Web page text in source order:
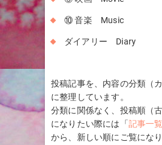
⑩ 音楽 Music
ダイアリー Diary
投稿記事を、内容の分類（
に整理しています。
分類に関係なく、投稿順（
になりたい際には「記事一
から、新しい順にご覧にな